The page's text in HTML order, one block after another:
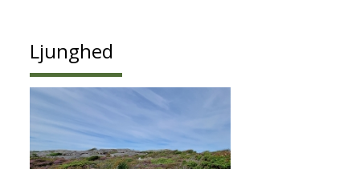
Ljunghed